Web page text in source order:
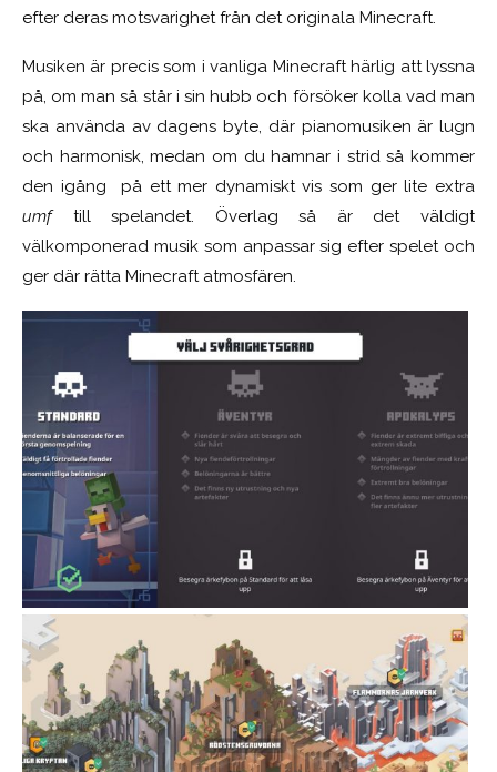
efter deras motsvarighet från det originala Minecraft.
Musiken är precis som i vanliga Minecraft härlig att lyssna
på, om man så står i sin hubb och försöker kolla vad man
ska använda av dagens byte, där pianomusiken är lugn
och harmonisk, medan om du hamnar i strid så kommer
den igång på ett mer dynamiskt vis som ger lite extra
umftill spelandet. Överlag så är det väldigt
välkomponerad musik som anpassar sig efter spelet och
ger där rätta Minecraft atmosfären.